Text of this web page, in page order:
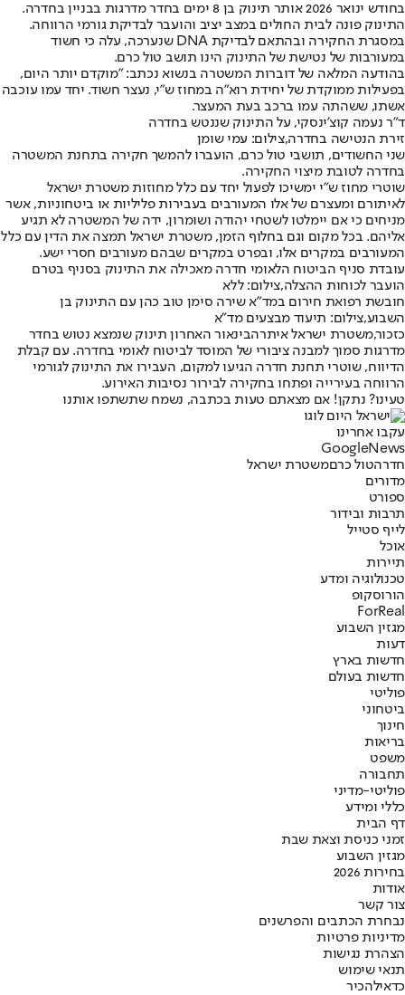
בחודש ינואר 2026 אותר תינוק בן 8 ימים בחדר מדרגות בבניין בחדרה.
התינוק פונה לבית החולים במצב יציב והועבר לבדיקת גורמי הרווחה.
במסגרת החקירה ובהתאם לבדיקת DNA שנערכה, עלה כי חשוד
במעורבות של נטישת של התינוק הינו תושב טול כרם.
בהודעה המלאה של דוברות המשטרה בנשוא נכתב: "מוקדם יותר היום,
בפעילות ממוקדת של יחידת רוא״ה במחוז ש״י, נעצר חשוד. יחד עמו עוכבה
אשתו, ששהתה עמו ברכב בעת המעצר.
ד"ר נעמה קוצ'ינסקי, על התינוק שננטש בחדרה
זירת הנטישה בחדרה,צילום: עמי שומן
שני החשודים, תושבי טול כרם, הועברו להמשך חקירה בתחנת המשטרה
בחדרה לטובת מיצוי החקירה.
שוטרי מחוז ש״י ימשיכו לפעול יחד עם כלל מחוזות משטרת ישראל
לאיתורם ומעצרם של אלו המעורבים בעבירות פליליות או ביטחוניות, אשר
מניחים כי אם יימלטו לשטחי יהודה ושומרון, ידה של המשטרה לא תגיע
אליהם. בכל מקום וגם בחלוף הזמן, משטרת ישראל תמצה את הדין עם כלל
המעורבים במקרים אלו, ובפרט במקרים שבהם מעורבים חסרי ישע.
עובדת סניף הביטוח הלאומי חדרה מאכילה את התינוק בסניף בטרם
הועבר לכוחות ההצלה,צילום: ללא
חובשת רפואת חירום במד"א שירה סימן טוב כהן עם התינוק בן
השבוע,צילום: תיעוד מבצעים מד"א
כזכור,משטרת ישראל איתרהבינאור האחרון תינוק שנמצא נטוש בחדר
מדרגות סמוך למבנה ציבורי של המוסד לביטוח לאומי בחדרה. עם קבלת
הדיווח, שוטרי תחנת חדרה הגיעו למקום, העבירו את התינוק לגורמי
הרווחה בעירייה ופתחו בחקירה לבירור נסיבות האירוע.
טעינו? נתקן! אם מצאתם טעות בכתבה, נשמח שתשתפו אותנו
עקבו אחרינו
Googl eNews
חדרהטול כרםמשטרת ישראל
מדורים
ספורט
תרבות ובידור
לייף סטייל
אוכל
תיירות
טכנולוגיה ומדע
הורוסקופ
ForReal
מגזין השבוע
דעות
חדשות בארץ
חדשות בעולם
פוליטי
ביטחוני
חינוך
בריאות
משפט
תחבורה
פוליטי-מדיני
כללי ומידע
דף הבית
זמני כניסת וצאת שבת
מגזין השבוע
בחירות 2026
אודות
צור קשר
נבחרת הכתבים והפרשנים
מדיניות פרטיות
הצהרת נגישות
תנאי שימוש
כדאילהכיר